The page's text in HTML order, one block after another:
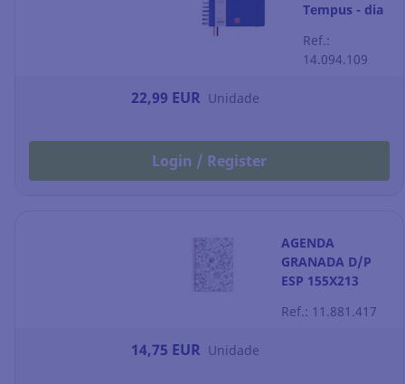
Tempus - dia
155 x 217 mm
- azul
Ref.:
14.094.109
22,99 EUR Unidade
Login / Register
AGENDA
GRANADA D/P
ESP 155X213
Ref.: 11.881.417
14,75 EUR Unidade